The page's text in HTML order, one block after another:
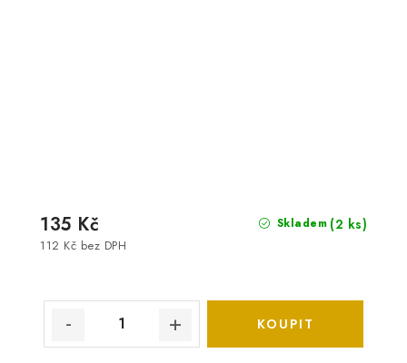
Skladem (2 ks)
112 Kč bez DPH
135 Kč